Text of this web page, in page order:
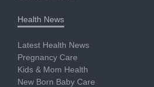
Health News
Latest Health News
Pregnancy Care
Kids & Mom Health
New Born Baby Care